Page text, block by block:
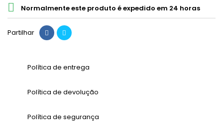
 Normalmente este produto é expedido em 24 horas
Partilhar
Política de entrega
Política de devolução
Política de segurança